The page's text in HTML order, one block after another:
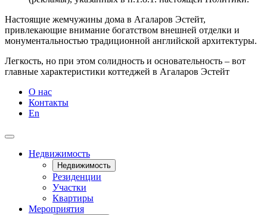
Настоящие жемчужины дома в Агаларов Эстейт,
привлекающие внимание богатством внешней отделки и
монументальностью традиционной английской архитектуры.
Легкость, но при этом солидность и основательность – вот
главные характеристики коттеджей в Агаларов Эстейт
О нас
Контакты
En
Недвижимость
Недвижимость
Резиденции
Участки
Квартиры
Мероприятия